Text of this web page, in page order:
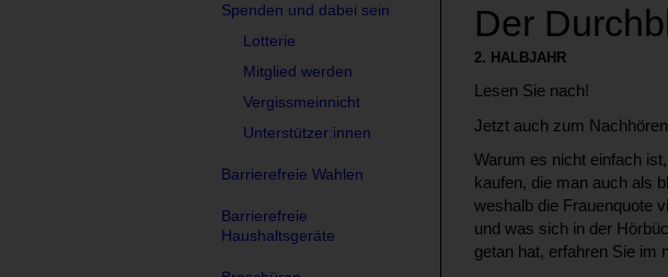
Subnavigation
Spenden und dabei sein
Lotterie
Mitglied werden
Vergissmeinnicht
Unterstützer:innen
Barrierefreie Wahlen
Barrierefreie
Haushaltsgeräte
Der
2. HALBJAHR
Lesen Sie nach!
Jetzt auch zum
Warum es nicht einfach
kaufen, die man auch als
weshalb die Frauenquote
und was sich in der
getan hat, erfahren Sie im